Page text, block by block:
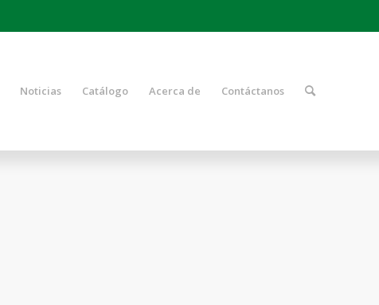
Noticias Catálogo Acerca de Contáctanos